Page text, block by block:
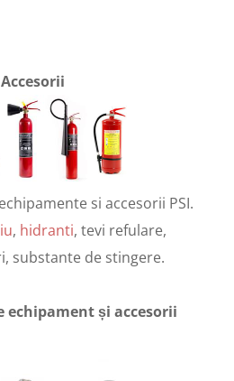
si accesorii PSI.
, hidranti, tevi refulare,
substante de stingere.
echipament și accesorii